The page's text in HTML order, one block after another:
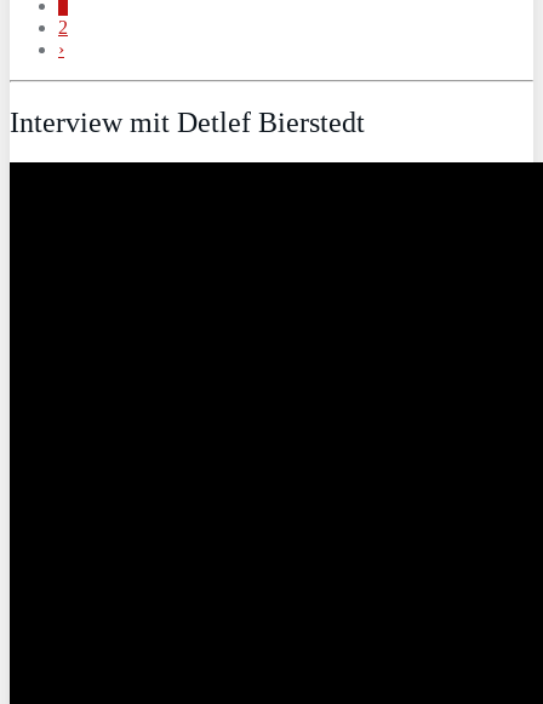
2
›
Interview mit Detlef Bierstedt